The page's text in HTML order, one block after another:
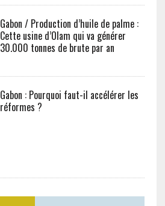
Gabon / Production d’huile de palme :
Cette usine d’Olam qui va générer
30.000 tonnes de brute par an
Gabon : Pourquoi faut-il accélérer les
réformes ?